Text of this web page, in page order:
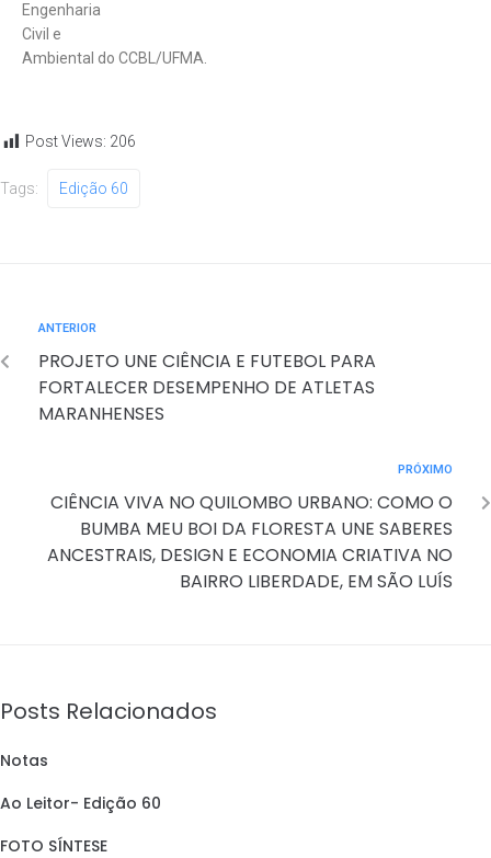
Engenharia
Civil e
Ambiental do CCBL/UFMA.
Post Views: 206
Tags: Edição 60
ANTERIOR
PROJETO UNE CIÊNCIA E FUTEBOL PARA
FORTALECER DESEMPENHO DE ATLETAS
MARANHENSES
PRÓXIMO
CIÊNCIA VIVA NO QUILOMBO URBANO: COMO O
BUMBA MEU BOI DA FLORESTA UNE SABERES
ANCESTRAIS, DESIGN E ECONOMIA CRIATIVA NO
BAIRRO LIBERDADE, EM SÃO LUÍS
Posts Relacionados
Notas
Ao Leitor- Edição 60
FOTO SÍNTESE